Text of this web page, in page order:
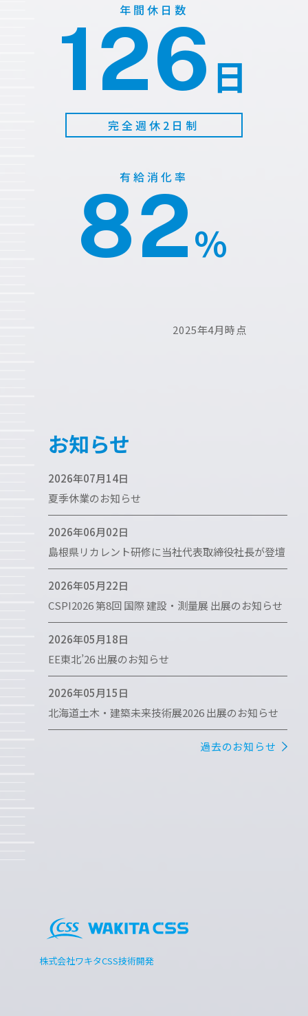
年間休日数
126 日
完全週休2日制
有給消化率
82%
2025年4月時点
お知らせ
2026年07月14日
夏季休業のお知らせ
2026年06月02日
島根県リカレント研修に当社代表取締役社長が登壇
2026年05月22日
CSPI2026 第8回 国際 建設・測量展 出展のお知らせ
2026年05月18日
EE東北’26 出展のお知らせ
2026年05月15日
北海道土木・建築未来技術展2026 出展のお知らせ
過去のお知らせ